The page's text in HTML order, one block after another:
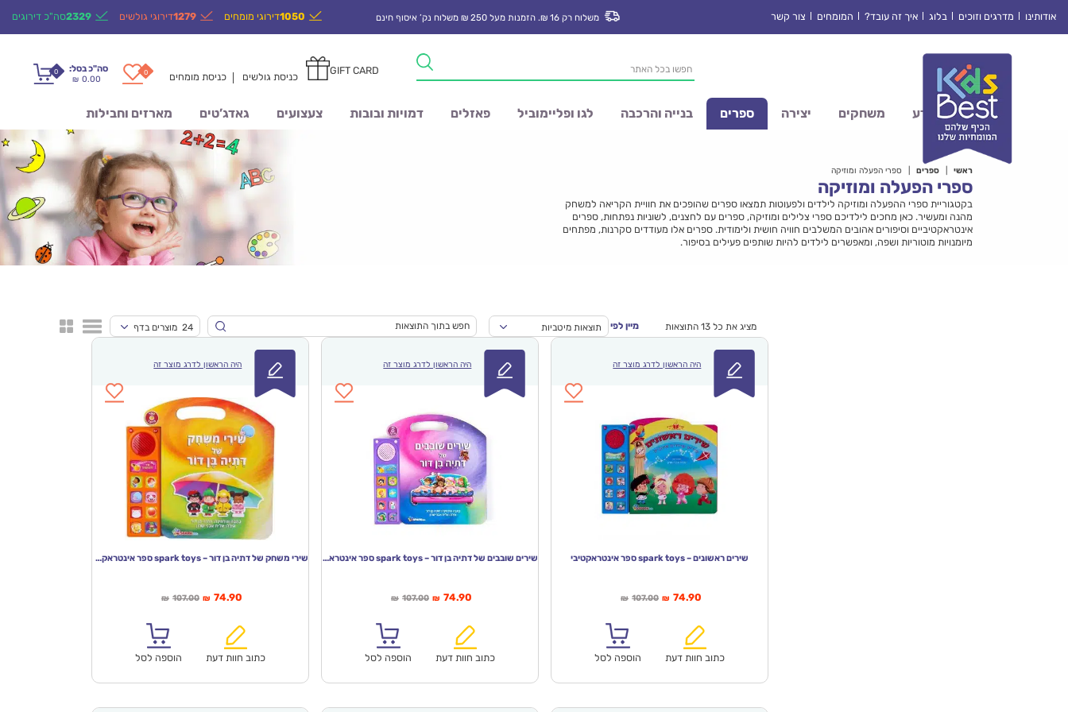
אודותינו מדרגים וזוכים בלוג איך זה עובד? המומחים צור קשר משלוח רק 16 ₪. הזמנות מעל 250 ₪ משלוח נק’ איסוף חינם 1050דירוגי מומחים 1279דירוגי גולשים 2329סה"כ דירוגים
Products
search
GIFT CARD כניסת גולשים כניסת מומחים 0
0 סה"כ בסל:
₪ 0.00
מדע משחקים יצירה ספרים בנייה והרכבה לגו ופליימוביל פאזלים דמויות ובובות צעצועים גאדג’טים מארזים וחבילות
ראשי ספרים ספרי הפעלה ומוזיקה
ספרי הפעלה ומוזיקה
בקטגוריית ספרי ההפעלה ומוזיקה לילדים ולפעוטות תמצאו ספרים שהופכים את חוויית הקריאה למשחק
מהנה ומעשיר. כאן מחכים לילדיכם ספרי צלילים ומוזיקה, ספרים עם לחצנים, לשוניות נפתחות, ספרים
אינטראקטיביים וסיפורים אהובים המשלבים חוויה חושית ולימודית. ספרים אלו מעודדים סקרנות, מפתחים
מיומנויות מוטוריות ושפה, ומאפשרים לילדים להיות שותפים פעילים בסיפור.
מציג את כל 13 התוצאות מיין לפי תוצאות מיטביות 24 מוצרים בדף
היה הראשון לדרג מוצר זה
שירים ראשונים – spark toys ספר אינטראקטיבי
₪ 107.00המחיר
₪ 74.90
הוא:
כתוב חוות דעת
הוספה לסל
היה הראשון לדרג מוצר זה
שירים שובבים של דתיה בן דור – spark toys ספר אינטראקטיבי
₪ 107.00המחיר
₪ 74.90
הוא:
כתוב חוות דעת
הוספה לסל
היה הראשון לדרג מוצר זה
שירי משחק של דתיה בן דור – spark toys ספר אינטראקטיבי
₪ 107.00המחיר
₪ 74.90
הוא:
כתוב חוות דעת
הוספה לסל